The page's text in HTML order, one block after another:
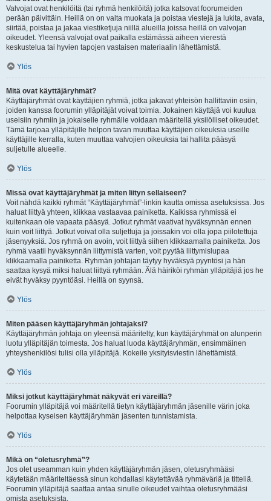
Valvojat ovat henkilöitä (tai ryhmä henkilöitä) jotka katsovat foorumeiden
perään päivittäin. Heillä on on valta muokata ja poistaa viestejä ja lukita, avata,
siirtää, poistaa ja jakaa viestiketjuja niillä alueilla joissa heillä on valvojan
oikeudet. Yleensä valvojat ovat paikalla estämässä aiheen vierestä
keskustelua tai hyvien tapojen vastaisen materiaalin lähettämistä.
Ylös
Mitä ovat käyttäjäryhmät?
Käyttäjäryhmät ovat käyttäjien ryhmiä, jotka jakavat yhteisön hallittaviin osiin,
joiden kanssa foorumin ylläpitäjät voivat toimia. Jokainen käyttäjä voi kuulua
useisiin ryhmiin ja jokaiselle ryhmälle voidaan määritellä yksilölliset oikeudet.
Tämä tarjoaa ylläpitäjille helpon tavan muuttaa käyttäjien oikeuksia useille
käyttäjille kerralla, kuten muuttaa valvojien oikeuksia tai hallita pääsyä
suljetulle alueelle.
Ylös
Missä ovat käyttäjäryhmät ja miten liityn sellaiseen?
Voit nähdä kaikki ryhmät “Käyttäjäryhmät”-linkin kautta omissa asetuksissa. Jos
haluat liittyä yhteen, klikkaa vastaavaa painiketta. Kaikissa ryhmissä ei
kuitenkaan ole vapaata pääsyä. Jotkut ryhmät vaativat hyväksynnän ennen
kuin voit liittyä. Jotkut voivat olla suljettuja ja joissakin voi olla jopa piilotettuja
jäsenyyksiä. Jos ryhmä on avoin, voit liittyä siihen klikkaamalla painiketta. Jos
ryhmä vaatii hyväksynnän liittymistä varten, voit pyytää liittymislupaa
klikkaamalla painiketta. Ryhmän johtajan täytyy hyväksyä pyyntösi ja hän
saattaa kysyä miksi haluat liittyä ryhmään. Älä häiriköi ryhmän ylläpitäjiä jos he
eivät hyväksy pyyntöäsi. Heillä on syynsä.
Ylös
Miten pääsen käyttäjäryhmän johtajaksi?
Käyttäjäryhmän johtaja on yleensä määritelty, kun käyttäjäryhmät on alunperin
luotu ylläpitäjän toimesta. Jos haluat luoda käyttäjäryhmän, ensimmäinen
yhteyshenkilösi tulisi olla ylläpitäjä. Kokeile yksityisviestin lähettämistä.
Ylös
Miksi jotkut käyttäjäryhmät näkyvät eri väreillä?
Foorumin ylläpitäjä voi määritellä tietyn käyttäjäryhmän jäsenille värin joka
helpottaa kyseisen käyttäjäryhmän jäsenten tunnistamista.
Ylös
Mikä on “oletusryhmä”?
Jos olet useamman kuin yhden käyttäjäryhmän jäsen, oletusryhmääsi
käytetään määriteltäessä sinun kohdallasi käytettävää ryhmäväriä ja titteliä.
Foorumin ylläpitäjä saattaa antaa sinulle oikeudet vaihtaa oletusryhmääsi
omista asetuksista.